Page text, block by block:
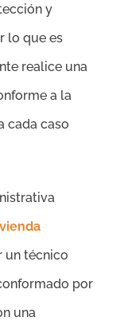
y
lo que es
realice una
a la
cada caso
un técnico
por
una